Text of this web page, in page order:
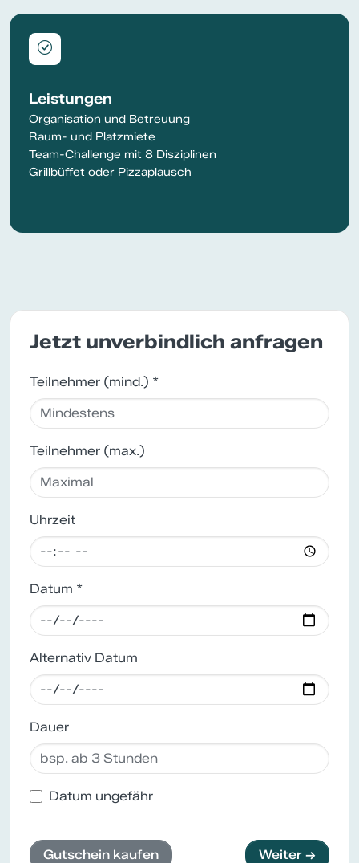
Leistungen
Organisation und Betreuung
Raum- und Platzmiete
Team-Challenge mit 8 Disziplinen
Grillbüffet oder Pizzaplausch
Jetzt unverbindlich anfragen
Teilnehmer (mind.) *
Teilnehmer (max.)
Uhrzeit
Datum *
Alternativ Datum
Dauer
Datum ungefähr
Gutschein kaufen Weiter →